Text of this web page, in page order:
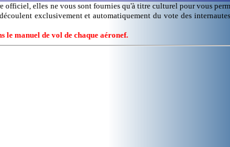
elles ne vous sont fournies qu'à titre culturel pour vous
exclusivement et automatiquement du vote des
le manuel de vol de chaque aéronef.